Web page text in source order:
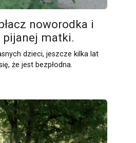
noworodka i
matki.
dzieci, jeszcze kilka lat
że jest bezpłodna.